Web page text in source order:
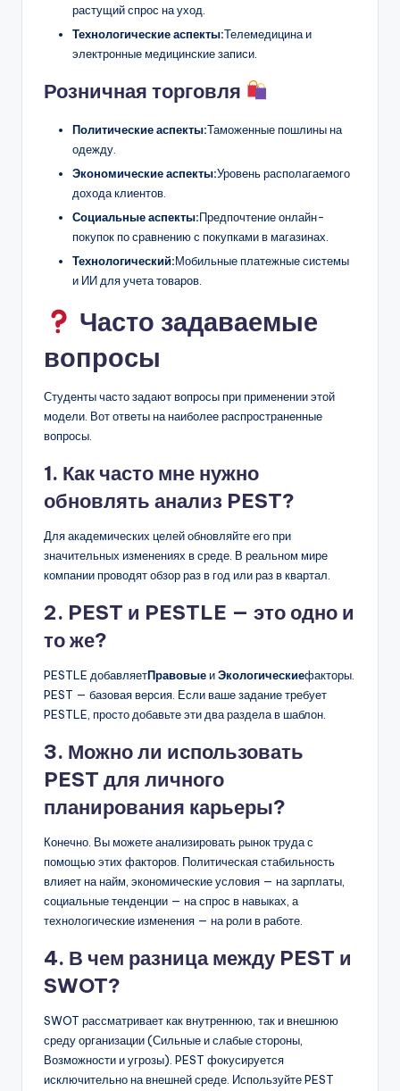
растущий спрос на уход.
Технологические аспекты:Телемедицина и
электронные медицинские записи.
Розничная торговля
Политические аспекты:Таможенные пошлины на
одежду.
Экономические аспекты:Уровень располагаемого
дохода клиентов.
Социальные аспекты:Предпочтение онлайн-
покупок по сравнению с покупками в магазинах.
Технологический:Мобильные платежные системы
и ИИ для учета товаров.
Часто задаваемые
вопросы
Студенты часто задают вопросы при применении этой
модели. Вот ответы на наиболее распространенные
вопросы.
1. Как часто мне нужно
обновлять анализ PEST?
Для академических целей обновляйте его при
значительных изменениях в среде. В реальном мире
компании проводят обзор раз в год или раз в квартал.
2. PEST и PESTLE — это одно и
то же?
PESTLE добавляетПравовыеиЭкологическиефакторы.
PEST — базовая версия. Если ваше задание требует
PESTLE, просто добавьте эти два раздела в шаблон.
3. Можно ли использовать
PEST для личного
планирования карьеры?
Конечно. Вы можете анализировать рынок труда с
помощью этих факторов. Политическая стабильность
влияет на найм, экономические условия — на зарплаты,
социальные тенденции — на спрос в навыках, а
технологические изменения — на роли в работе.
4. В чем разница между PEST и
SWOT?
SWOT рассматривает как внутреннюю, так и внешнюю
среду организации (Сильные и слабые стороны,
Возможности и угрозы). PEST фокусируется
исключительно на внешней среде. Используйте PEST